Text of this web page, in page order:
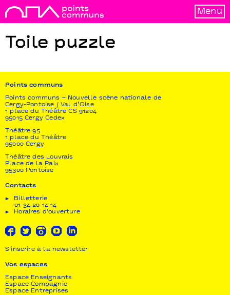
Menu
Toile puzzle
Points communs
Points communs – Nouvelle scène nationale de
Cergy-Pontoise / Val d’Oise
1 place du Théâtre CS 91204
95015 Cergy Cedex
Théâtre 95
1 place du Théâtre
95000 Cergy
Théâtre des Louvrais
Place de la Paix
95300 Pontoise
Contacts
Billetterie
01 34 20 14 14
Horaires d'ouverture
S'inscrire à la newsletter
Vos espaces
Espace Enseignants
Espace Compagnie
Espace Entreprises